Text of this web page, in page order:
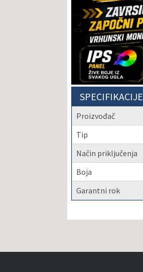
SPECIFIKACIJE
Proizvođač
Tip
Način priključenja
Boja
Garantni rok